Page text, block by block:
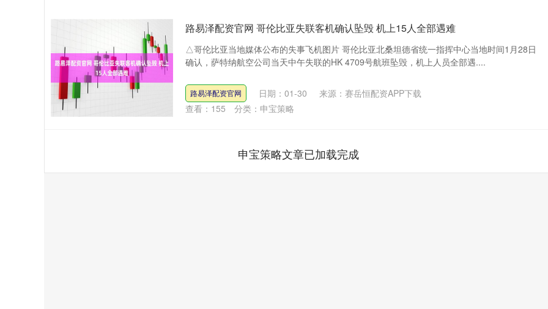
路易泽配资官网 哥伦比亚失联客机确认坠毁 机上15人全部遇难
△哥伦比亚当地媒体公布的失事飞机图片 哥伦比亚北桑坦德省统一指挥中心当地时间1月28日
确认，萨特纳航空公司当天中午失联的HK 4709号航班坠毁，机上人员全部遇....
路易泽配资官网 日期：01-30
来源：赛岳恒配资APP下载
查看： 155 分类： 申宝策略
申宝策略文章已加载完成